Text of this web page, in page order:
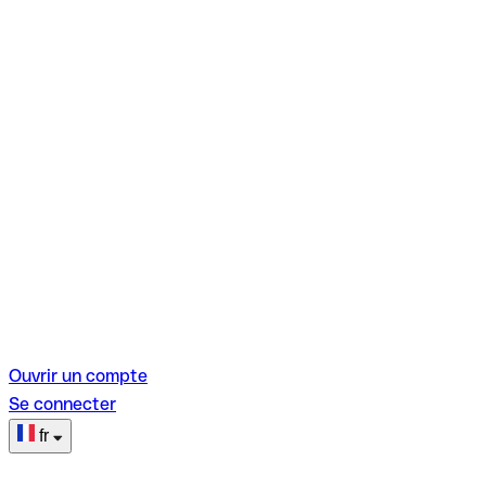
Ouvrir un compte
Se connecter
fr